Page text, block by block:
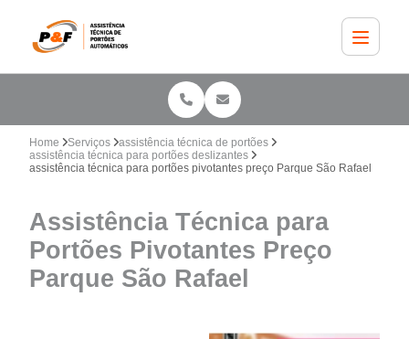
Home Serviços
assistência técnica de portões
assistência técnica para portões deslizantes
assistência técnica para portões pivotantes preço Parque São Rafael
Assistência Técnica para
Portões Pivotantes Preço
Parque São Rafael